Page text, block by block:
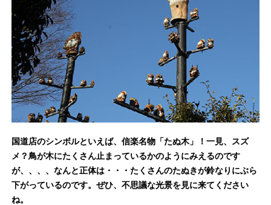
国道店のシンボルといえば、信楽名物「たぬ木」！一見、スズ
メ？鳥が木にたくさん止まっているかのようにみえるのです
が、、、、なんと正体は・・・たくさんのたぬきが鈴なりにぶら
下がっているのです。ぜひ、不思議な光景を見に来てください
ね。